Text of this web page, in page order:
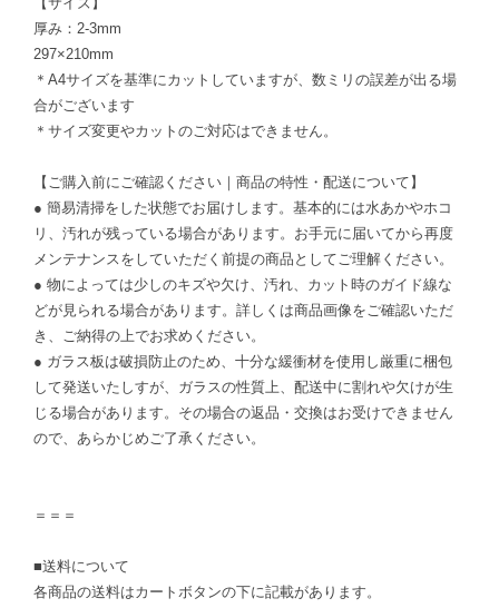
厚み：2-3mm
297×210mm
＊A4サイズを基準にカットしていますが、数ミリの誤差が出る場
合がございます
＊サイズ変更やカットのご対応はできません。
【ご購入前にご確認ください｜商品の特性・配送について】
● 簡易清掃をした状態でお届けします。基本的には水あかやホコ
リ、汚れが残っている場合があります。お手元に届いてから再度
メンテナンスをしていただく前提の商品としてご理解ください。
● 物によっては少しのキズや欠け、汚れ、カット時のガイド線な
どが見られる場合があります。詳しくは商品画像をご確認いただ
き、ご納得の上でお求めください。
● ガラス板は破損防止のため、十分な緩衝材を使用し厳重に梱包
して発送いたしすが、ガラスの性質上、配送中に割れや欠けが生
じる場合があります。その場合の返品・交換はお受けできません
ので、あらかじめご了承ください。
＝＝＝
■送料について
各商品の送料はカートボタンの下に記載があります。